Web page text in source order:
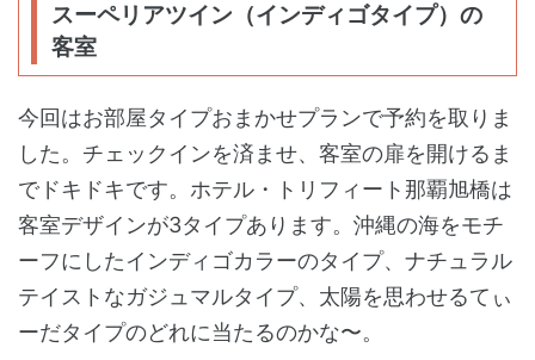
スーペリアツイン（インディゴタイプ）の
客室
今回はお部屋タイプおまかせプランで予約を取りま
した。チェックインを済ませ、客室の扉を開けるま
でドキドキです。ホテル・トリフィート那覇旭橋は
客室デザインが3タイプあります。沖縄の海をモチ
ーフにしたインディゴカラーのタイプ、ナチュラル
テイストなガジュマルタイプ、太陽を思わせるてぃ
ーだタイプのどれに当たるのかな〜。